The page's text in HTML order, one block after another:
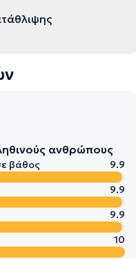
ανθρώπους
βάθος
9.9
9.9
9.9
10